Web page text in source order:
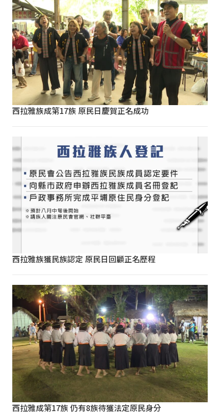
西拉雅族成第17族 原民日慶賀正名成功
西拉雅族獲民族認定 原民日回顧正名歷程
西拉雅成第17族 仍有8族待獲法定原民身分